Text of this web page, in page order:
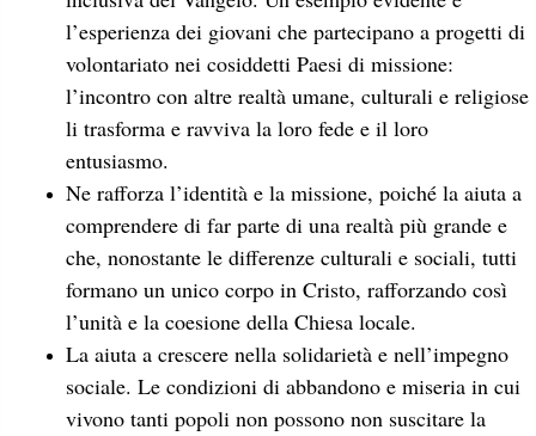
l’esperienza dei giovani che partecipano a progetti di
volontariato nei cosiddetti Paesi di missione:
l’incontro con altre realtà umane, culturali e religiose
li trasforma e ravviva la loro fede e il loro
entusiasmo.
Ne rafforza l’identità e la missione, poiché la aiuta a
comprendere di far parte di una realtà più grande e
che, nonostante le differenze culturali e sociali, tutti
formano un unico corpo in Cristo, rafforzando così
l’unità e la coesione della Chiesa locale.
La aiuta a crescere nella solidarietà e nell’impegno
sociale. Le condizioni di abbandono e miseria in cui
vivono tanti popoli non possono non suscitare la